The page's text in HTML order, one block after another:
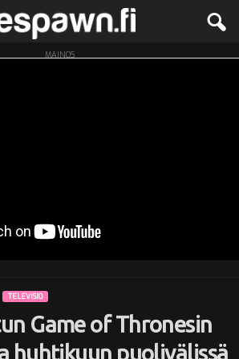
MAINOS
TELEVISIO
Game of Thronesin
huhtikuun puolivälissä